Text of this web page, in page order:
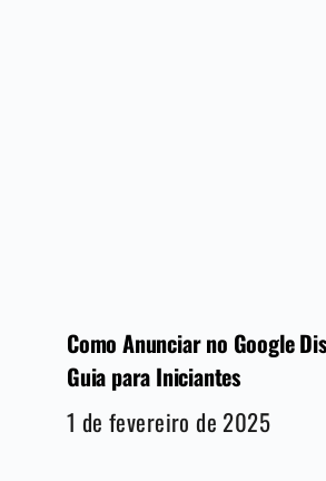
Como Anunciar no Google
Guia para Iniciantes
1 de fevereiro de 2025